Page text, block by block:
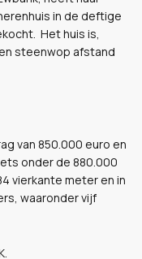
in de deftige
Het huis is,
steenwop afstand
van 850.000 euro en
onder de 880.000
vierkante meter en in
waaronder vijf